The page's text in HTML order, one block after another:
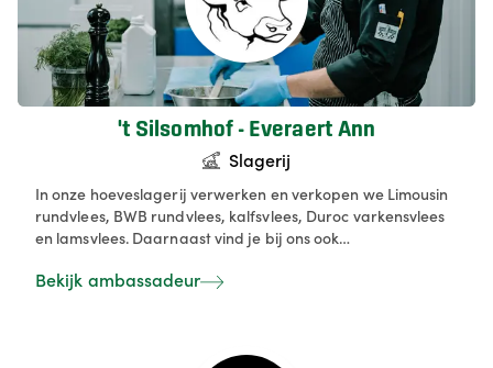
't Silsomhof - Everaert Ann
Slagerij
In onze hoeveslagerij verwerken en verkopen we Limousin
rundvlees, BWB rundvlees, kalfsvlees, Duroc varkensvlees
en lamsvlees. Daarnaast vind je bij ons ook
die zelf de grondstoffen produceren. Naast ons werk in de
Bekijk ambassadeur